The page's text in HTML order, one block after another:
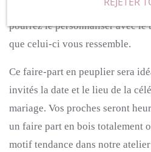
élégant faire part en bois de 15
pourrez le personnaliser avec
que celui-ci vous ressemble.
Ce faire-part en peuplier sera
invités la date et le lieu de la
mariage. Vos proches seront
un faire part en bois totalement
motif tendance dans notre